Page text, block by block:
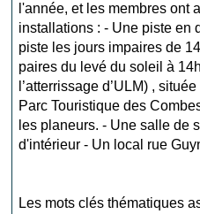
l'année, et les membres ont
installations : - Une piste en
piste les jours impaires de
paires du levé du soleil à
l’atterrissage d’ULM) ,
Parc Touristique des
les planeurs. - Une salle de
d'intérieur - Un local rue
Les mots clés thématiques